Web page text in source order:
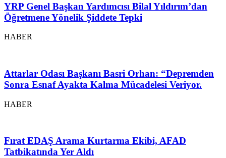
YRP Genel Başkan Yardımcısı Bilal Yıldırım’dan
Öğretmene Yönelik Şiddete Tepki
HABER
Attarlar Odası Başkanı Basri Orhan: “Depremden
Sonra Esnaf Ayakta Kalma Mücadelesi Veriyor.
HABER
Fırat EDAŞ Arama Kurtarma Ekibi, AFAD
Tatbikatında Yer Aldı